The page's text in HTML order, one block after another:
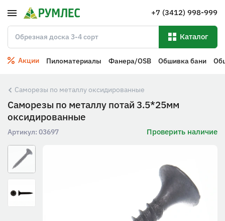
+7 (3412) 998-999
Каталог
Акции Пиломатериалы Фанера/OSB Обшивка бани
Саморезы по металлу оксидированные
Саморезы по металлу потай 3.5*25мм
оксидированные
Артикул: 03697 Проверить наличие